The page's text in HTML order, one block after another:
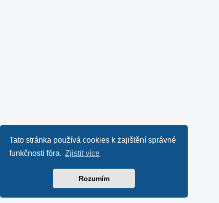
Tato stránka používá cookies k zajištění správné
funkčnosti fóra. Zjistit více
Rozumím